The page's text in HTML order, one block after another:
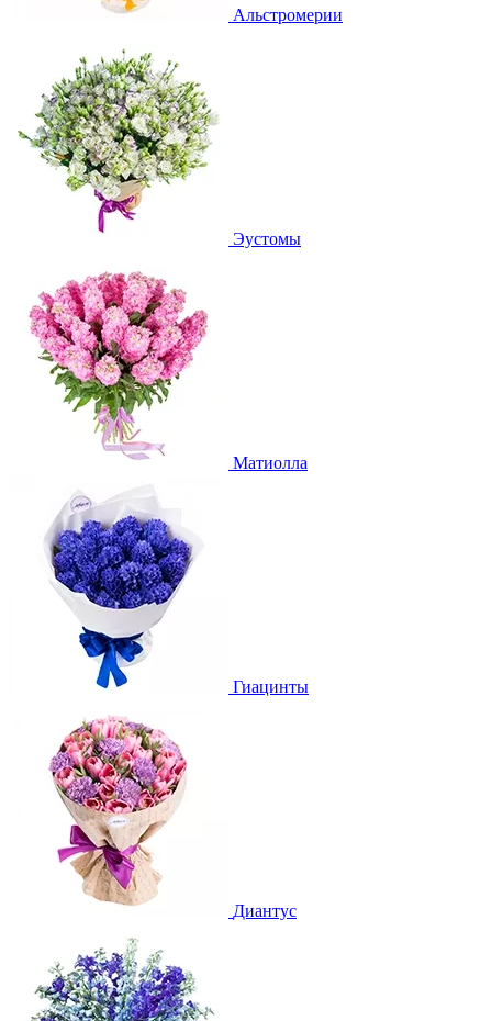
Альстромерии
Эустомы
Матиолла
Гиацинты
Диантус